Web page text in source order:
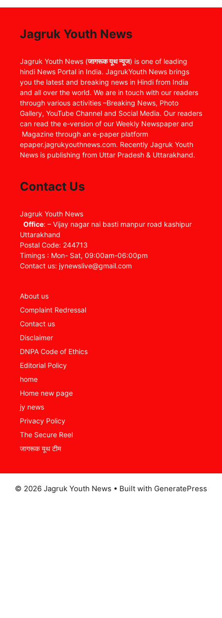
Jagruk Youth News
Jagruk Youth News (जागरूक यूथ न्यूज) is one of leading
hindi News Portal in India. JagrukYouth News brings
you the latest and breaking news in Hindi from India
and all over the world. We are in touch with our readers
through various activities –Breaking News, Photo
Gallery, YouTube Channel and Social Media. Our readers
can read the e-version of our Weekly Newspaper and
Magazine through an e-paper platform
epaper.jagrukyouthnews.com. Recently Jagruk Youth
News is publishing from Uttar Pradesh & Uttarakhand.
Contact Us
Jagruk Youth News
Office: – Vijay nagar nai basti manpur road kashipur
Uttarakhand
Postal Code: 244713
Timings : Mon- Sat, 09:00am-06:00pm
Contact us: jynewslive@gmail.com
About us
Complaint Redressal
Contact us
Disclaimer
DNPA Code of Ethics
Editorial Policy
home
Home new page
jy news
Privacy Policy
The Secure Reel
जागरूक यूथ टीम
© 2026 Jagruk Youth News • Built with GeneratePress